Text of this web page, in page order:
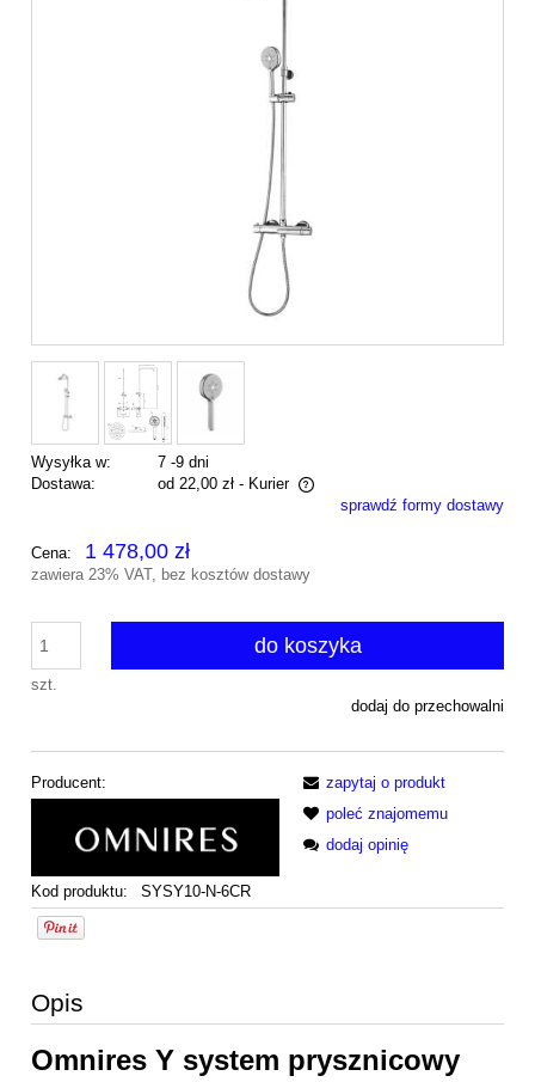
Wysyłka w:
7 -9 dni
Dostawa:
od 22,00 zł - Kurier
Cena nie zawiera ewentualnych kosztów płatnościsprawdź formy dostawy
Cena: 1 478,00 zł
zawiera 23% VAT, bez kosztów dostawy
szt.
do koszyka
dodaj do przechowalni
Producent:
Kod produktu: SYSY10-N-6CR
zapytaj o produkt
poleć znajomemu
dodaj opinię
Opis
Omnires Y system prysznicowy